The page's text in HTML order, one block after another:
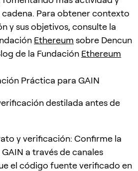
Para obtener contexto
y sus objetivos, consulte la
Ethereum sobre Dencun
de la Fundación Ethereum
Práctica para GAIN
destilada antes de
y verificación: Confirme la
a través de canales
el código fuente verificado en